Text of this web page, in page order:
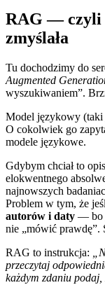
RAG — czyli
zmyślała
Tu dochodzimy do
Augmented
wyszukiwaniem”.
Model językowy (taki
O cokolwiek go
modele językowe.
Gdybym chciał to
elokwentnego
najnowszych
Problem w tym, że
autorów i daty — bo
nie „mówić prawdę”.
RAG to instrukcja:
przeczytaj
każdym zdaniu